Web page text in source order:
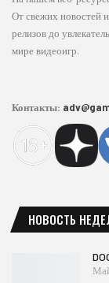
От свежих новостей
релизов до
мире видеоигр.
Контакты:
НОВОСТЬ